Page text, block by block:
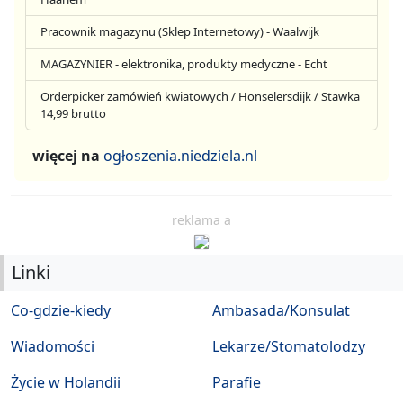
Pracownik magazynu (Sklep Internetowy) - Waalwijk
MAGAZYNIER - elektronika, produkty medyczne - Echt
Orderpicker zamówień kwiatowych / Honselersdijk / Stawka
14,99 brutto
więcej na ogłoszenia.niedziela.nl
reklama a
Linki
Co-gdzie-kiedy
Wiadomości
Życie w Holandii
Ambasada/Konsulat
Lekarze/Stomatolodzy
Parafie